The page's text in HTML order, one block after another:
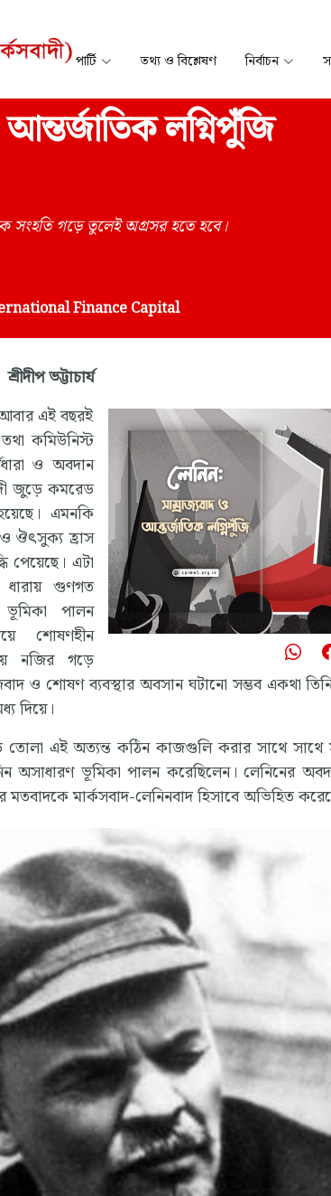
পার্টি তথ্য ও বিশ্লেষণ নির্বাচন
লগ্নিপুঁজি
সংহতি গড়ে তুলেই অগ্রসর হতে হবে।
Finance Capital
শ্রীদীপ ভট্টাচার্য
এই বছরই
কমিউনিস্ট
ও অবদান
জুড়ে কমরেড
এমনকি
ঔৎসুক্য হ্রাস
পেয়েছে। এটা
ধারায় গুণগত
ভূমিকা পালন
শোষণহীন
নজির গড়ে
ও শোষণ ব্যবস্থার অবসান ঘটানো সম্ভব একথা
দিয়ে।
তোলা এই অত্যন্ত কঠিন কাজগুলি করার সাথে সাথে
অসাধারণ ভূমিকা পালন করেছিলেন। লেনিনের
মতবাদকে মার্কসবাদ-লেনিনবাদ হিসাবে অভিহিত